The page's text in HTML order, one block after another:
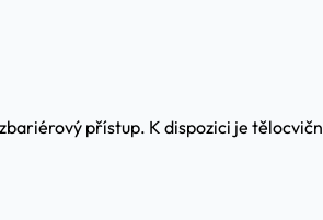
přístup. K dispozici je